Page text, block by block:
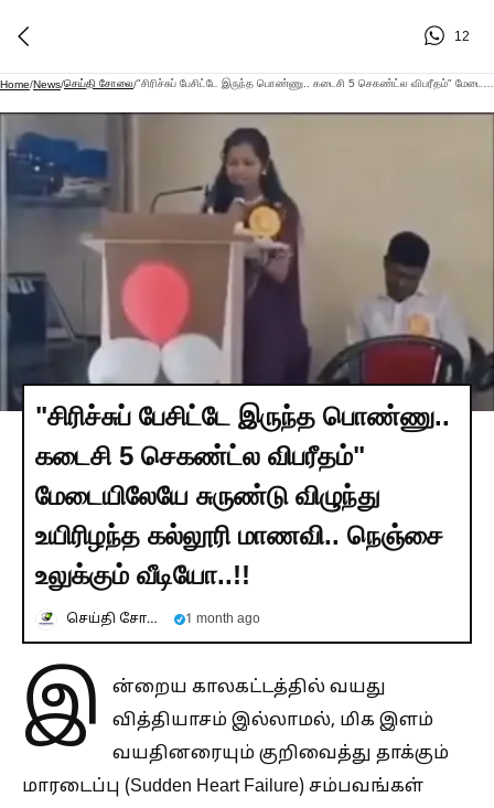
12
Home/News/செய்தி சோலை/
"சிரிச்சுப் பேசிட்டே இருந்த பொண்ணு..
கடைசி 5 செகண்ட்ல விபரீதம்"
மேடையிலேயே சுருண்டு விழுந்து
உயிரிழந்த கல்லூரி மாணவி.. நெஞ்சை
உலுக்கும் வீடியோ..!!
செய்தி சோலை 1 month ago
இ
ன்றைய காலகட்டத்தில் வயது
வித்தியாசம் இல்லாமல், மிக இளம்
வயதினரையும் குறிவைத்து தாக்கும்
மாரடைப்பு (Sudden Heart Failure) சம்பவங்கள்